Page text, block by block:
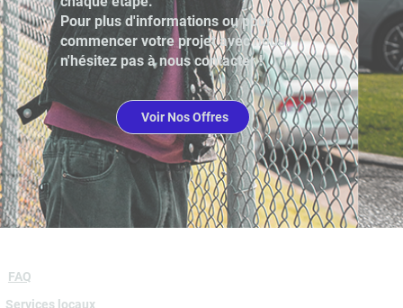
Pour plus d'informations ou pour
commencer votre projet avec nous,
n'hésitez pas à nous contacter !
Voir Nos Offres
FAQ
Services locaux